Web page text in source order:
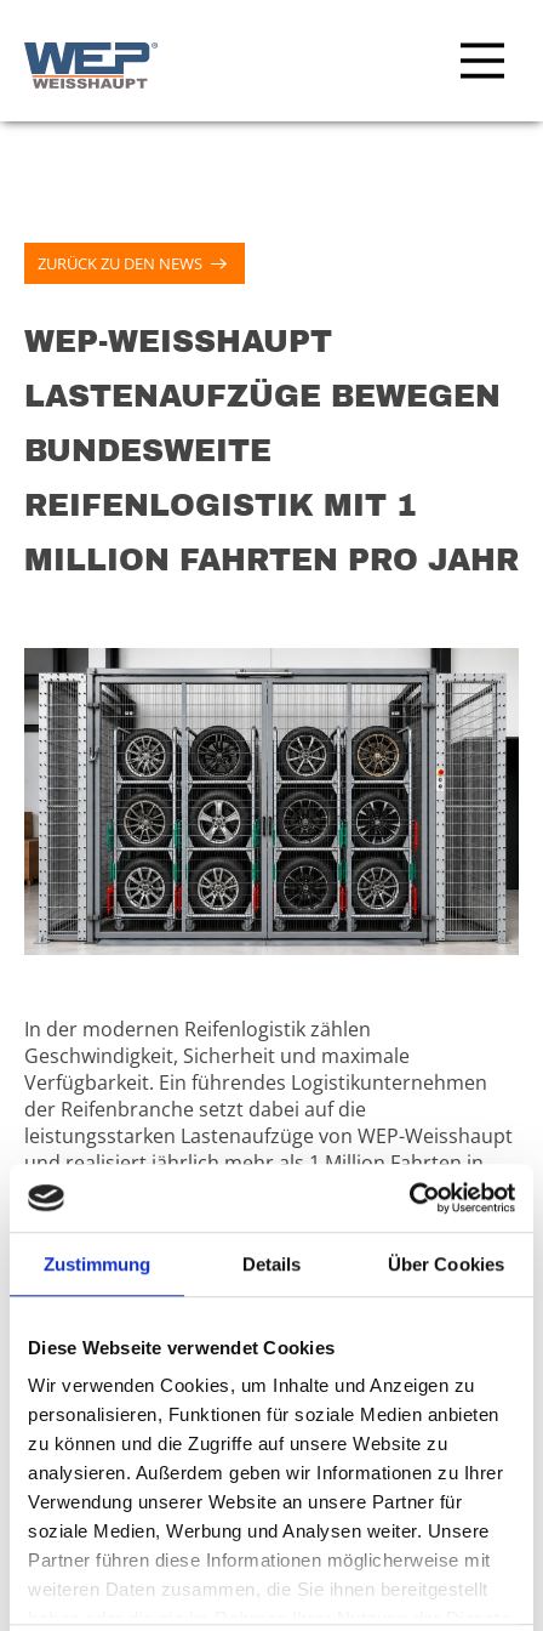
Zustimmung Details Über Cookies
Diese Webseite verwendet Cookies
Wir verwenden Cookies, um Inhalte und Anzeigen zu
personalisieren, Funktionen für soziale Medien anbieten
zu können und die Zugriffe auf unsere Website zu
analysieren. Außerdem geben wir Informationen zu Ihrer
Verwendung unserer Website an unsere Partner für
soziale Medien, Werbung und Analysen weiter. Unsere
Partner führen diese Informationen möglicherweise mit
weiteren Daten zusammen, die Sie ihnen bereitgestellt
ZURÜCK ZU DEN NEWS
WEP-WEISSHAUPT
LASTENAUFZÜGE BEWEGEN
BUNDESWEITE
REIFENLOGISTIK MIT 1
MILLION FAHRTEN PRO JAHR
In der modernen Reifenlogistik zählen
Geschwindigkeit, Sicherheit und maximale
Verfügbarkeit. Ein führendes Logistikunternehmen
der Reifenbranche setzt dabei auf die
leistungsstarken Lastenaufzüge von WEP-Weisshaupt
und realisiert jährlich mehr als 1 Million Fahrten in
seinen bundesweiten Logistikzentren.
Lastenaufzüge für einen reibungslosen Materialfluss.
Täglich werden tausende Reifen, Felgen und
Kommissionierungsebenen transportiert.
Die robuste Bauweise, hohe Tragfähigkeit und
zuverlässige Verfügbarkeit machen WEP-Weisshaupt
zu einem starken Partner für die Logistikbranche.
Besonders in automatisierten Reifenlagern und
Distributionszentren gewährleisten die
Aufzugsanlagen eine optimale Performance und
unterstützen nachhaltige Logistikprozesse. Mit über 1
Million Fahrten pro Jahr beweisen die Lastenaufzüge